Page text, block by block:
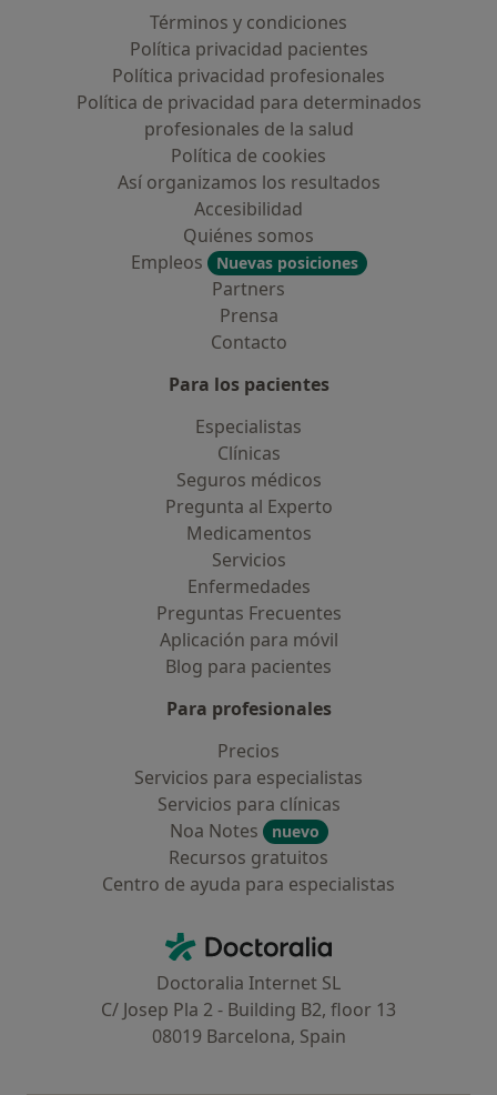
Términos y condiciones
Política privacidad pacientes
Política privacidad profesionales
Política de privacidad para determinados
profesionales de la salud
Política de cookies
Así organizamos los resultados
Accesibilidad
Quiénes somos
Empleos
Nuevas posiciones
Partners
Prensa
Contacto
Para los pacientes
Especialistas
Clínicas
Seguros médicos
Pregunta al Experto
Medicamentos
Servicios
Enfermedades
Preguntas Frecuentes
Aplicación para móvil
Blog para pacientes
Para profesionales
Precios
Servicios para especialistas
Servicios para clínicas
Noa Notes
nuevo
Recursos gratuitos
Centro de ayuda para especialistas
Doctoralia - Página de inicio
Doctoralia Internet SL
C/ Josep Pla 2 - Building B2, floor 13
08019 Barcelona, Spain